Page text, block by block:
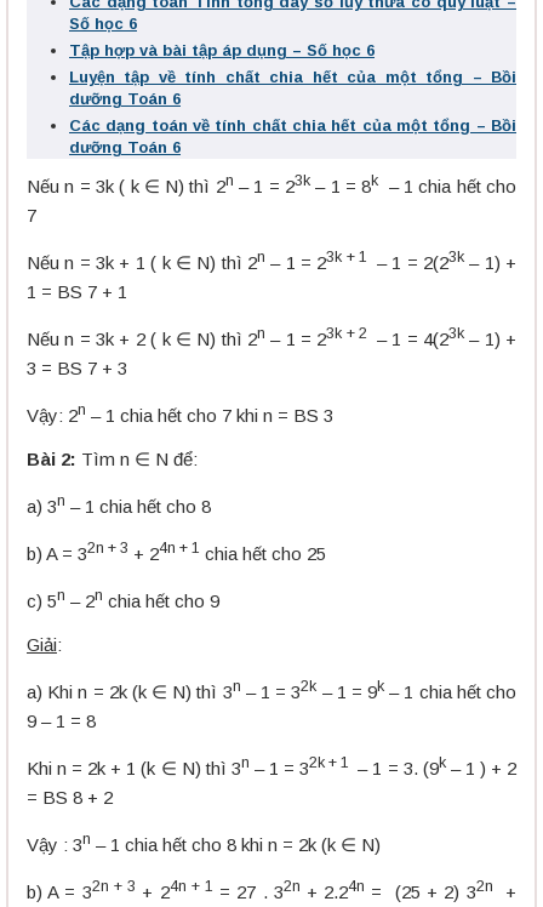
Số học 6
Tập hợp và bài tập áp dụng – Số học 6
Luyện tập về tính chất chia hết của một tổng – Bồi
dưỡng Toán 6
Các dạng toán về tính chất chia hết của một tổng – Bồi
dưỡng Toán 6
Nếu n = 3k ( k ∈ N) thì 2n – 1 = 23k– 1 = 8k
– 1 chia hết cho
7
Nếu n = 3k + 1 ( k ∈ N) thì 2n – 1 = 23k + 1 – 1 = 2(23k– 1) +
1 = BS 7 + 1
Nếu n = 3k + 2 ( k ∈ N) thì 2n – 1 = 23k + 2 – 1 = 4(23k– 1) +
3 = BS 7 + 3
Vậy: 2n – 1 chia hết cho 7 khi n = BS 3
Bài 2: Tìm n ∈ N để:
a) 3n – 1 chia hết cho 8
b) A = 32n + 3 + 24n + 1 chia hết cho 25
c) 5n – 2n chia hết cho 9
Giải:
a) Khi n = 2k (k ∈ N) thì 3n – 1 = 32k – 1 = 9k – 1 chia hết cho
9 – 1 = 8
Khi n = 2k + 1 (k ∈ N) thì 3n – 1 = 32k + 1 – 1 = 3. (9k– 1 ) + 2
= BS 8 + 2
Vậy : 3n – 1 chia hết cho 8 khi n = 2k (k ∈ N)
b) A = 32n + 3 + 24n + 1 = 27 . 32n + 2.24n = (25 + 2) 32n
+